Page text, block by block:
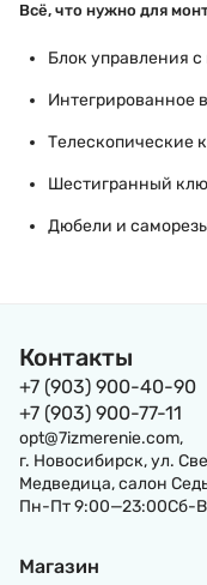
Всё, что нужно для
Блок управления с
Интегрированное
Телескопические
Шестигранный
Дюбели и
Контакты
+7 (903) 900-40-90
+7 (903) 900-77-11
opt@7izmerenie.com,
г. Новосибирск, ул.
Медведица, салон
Пн-Пт 9:00—23:00Сб-
Магазин